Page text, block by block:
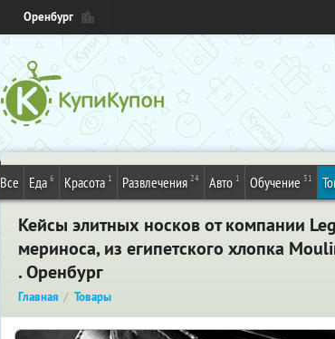
Оренбург
Все Еда 6 Красота 1 Развлечения 24 Авто 1 Обучение 31
Кейсы элитных носков от компании
мериноса, из египетского хлопка
. Оренбург
Главная Товары